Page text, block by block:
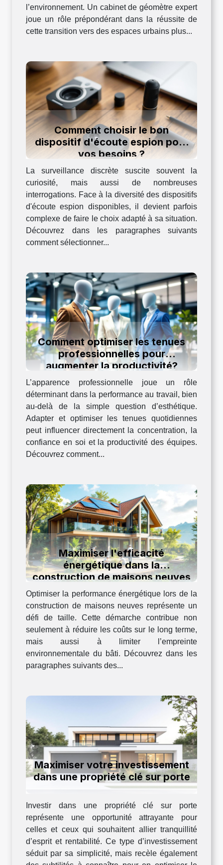
l’environnement. Un cabinet de géomètre expert
joue un rôle prépondérant dans la réussite de
cette transition vers des espaces urbains plus...
Comment choisir le bon
dispositif d'écoute espion pour
vos besoins ?
La surveillance discrète suscite souvent la
curiosité, mais aussi de nombreuses
interrogations. Face à la diversité des dispositifs
d'écoute espion disponibles, il devient parfois
complexe de faire le choix adapté à sa situation.
Découvrez dans les paragraphes suivants
comment sélectionner...
Comment optimiser les tenues
professionnelles pour
augmenter la productivité?
L’apparence professionnelle joue un rôle
déterminant dans la performance au travail, bien
au-delà de la simple question d’esthétique.
Adapter et optimiser les tenues quotidiennes
peut influencer directement la concentration, la
confiance en soi et la productivité des équipes.
Découvrez comment...
Maximiser l'efficacité
énergétique dans la
construction de maisons neuves
Optimiser la performance énergétique lors de la
construction de maisons neuves représente un
défi de taille. Cette démarche contribue non
seulement à réduire les coûts sur le long terme,
mais aussi à limiter l’empreinte
environnementale du bâti. Découvrez dans les
paragraphes suivants des...
Maximiser votre investissement
dans une propriété clé sur porte
Investir dans une propriété clé sur porte
représente une opportunité attrayante pour
celles et ceux qui souhaitent allier tranquillité
d’esprit et rentabilité. Ce type d’investissement
séduit par sa simplicité, mais recèle également